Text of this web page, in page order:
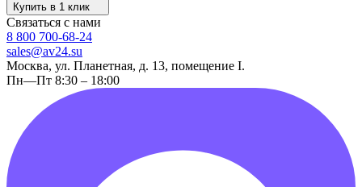
Купить в 1 клик
Связаться с нами
8 800 700-68-24
sales@av24.su
Москва, ул. Планетная, д. 13, помещение I.
Пн—Пт 8:30 – 18:00